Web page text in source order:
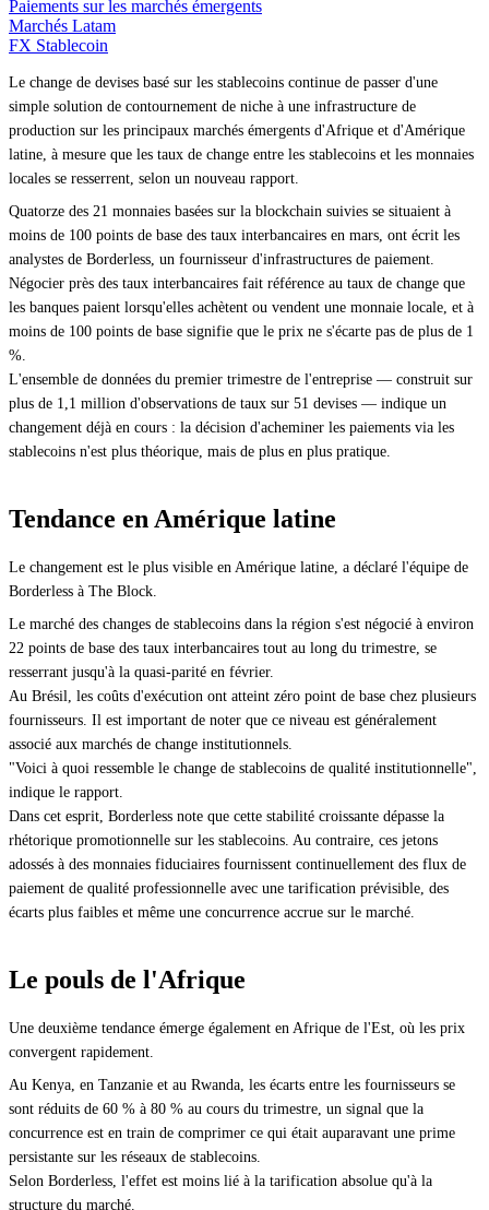
Paiements sur les marchés émergents
Marchés Latam
FX Stablecoin
Le change de devises basé sur les stablecoins continue de passer d'une
simple solution de contournement de niche à une infrastructure de
production sur les principaux marchés émergents d'Afrique et d'Amérique
latine, à mesure que les taux de change entre les stablecoins et les monnaies
locales se resserrent, selon un nouveau rapport.
Quatorze des 21 monnaies basées sur la blockchain suivies se situaient à
moins de 100 points de base des taux interbancaires en mars, ont écrit les
analystes de Borderless, un fournisseur d'infrastructures de paiement.
Négocier près des taux interbancaires fait référence au taux de change que
les banques paient lorsqu'elles achètent ou vendent une monnaie locale, et à
moins de 100 points de base signifie que le prix ne s'écarte pas de plus de 1
%.
L'ensemble de données du premier trimestre de l'entreprise — construit sur
plus de 1,1 million d'observations de taux sur 51 devises — indique un
changement déjà en cours : la décision d'acheminer les paiements via les
stablecoins n'est plus théorique, mais de plus en plus pratique.
Tendance en Amérique latine
Le changement est le plus visible en Amérique latine, a déclaré l'équipe de
Borderless à The Block.
Le marché des changes de stablecoins dans la région s'est négocié à environ
22 points de base des taux interbancaires tout au long du trimestre, se
resserrant jusqu'à la quasi-parité en février.
Au Brésil, les coûts d'exécution ont atteint zéro point de base chez plusieurs
fournisseurs. Il est important de noter que ce niveau est généralement
associé aux marchés de change institutionnels.
"Voici à quoi ressemble le change de stablecoins de qualité institutionnelle",
indique le rapport.
Dans cet esprit, Borderless note que cette stabilité croissante dépasse la
rhétorique promotionnelle sur les stablecoins. Au contraire, ces jetons
adossés à des monnaies fiduciaires fournissent continuellement des flux de
paiement de qualité professionnelle avec une tarification prévisible, des
écarts plus faibles et même une concurrence accrue sur le marché.
Le pouls de l'Afrique
Une deuxième tendance émerge également en Afrique de l'Est, où les prix
convergent rapidement.
Au Kenya, en Tanzanie et au Rwanda, les écarts entre les fournisseurs se
sont réduits de 60 % à 80 % au cours du trimestre, un signal que la
concurrence est en train de comprimer ce qui était auparavant une prime
persistante sur les réseaux de stablecoins.
Selon Borderless, l'effet est moins lié à la tarification absolue qu'à la
structure du marché.